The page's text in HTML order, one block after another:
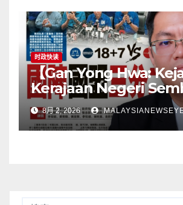
jangan pindahkan
tanggungjawab
pengguna】
时政快读
【Gan Yong Hwa:
Kerajaan Negeri
Adalah Undi Tidak
Terhadap
Anwar Harga Barang
8月 2, 2026